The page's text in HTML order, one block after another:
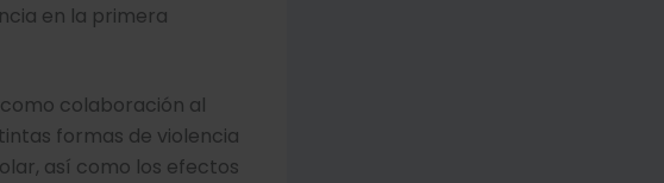
en la primera
colaboración al
formas de violencia
así como los efectos